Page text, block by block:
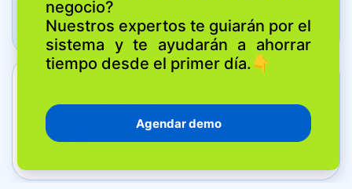
+52 55 7100 3120
help@orderry.com